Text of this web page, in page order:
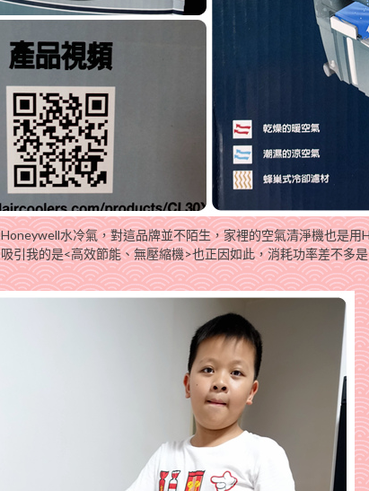
水冷氣，對這品牌並不陌生，家裡的空氣清淨機也是用
引我的是<高效節能、無壓縮機>也正因如此，消耗功率差不多